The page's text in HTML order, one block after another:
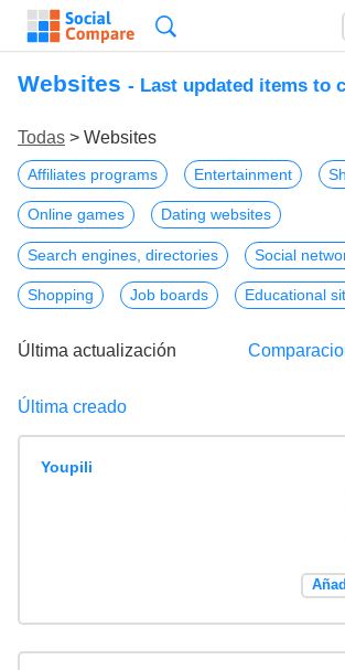
Websites - Last updated items to
Todas > Websites
Affiliates programs Entertainment
Online games Dating websites
Search engines, directories Social
Shopping Job boards Educational
Última actualización
Última creado
Youpili